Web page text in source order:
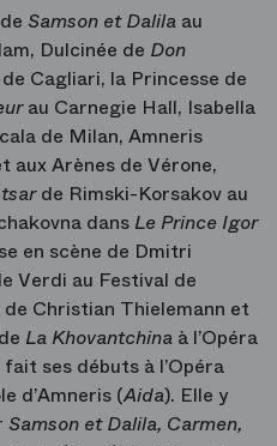
Samson et Dalila au
Dulcinée de Don
Cagliari, la Princesse de
au Carnegie Hall, Isabella
de Milan, Amneris
aux Arènes de Vérone,
de Rimski-Korsakov au
dans Le Prince Igor
en scène de Dmitri
Verdi au Festival de
Christian Thielemann et
La Khovantchina à l’Opéra
ses débuts à l’Opéra
d’Amneris (Aida). Elle y
Samson et Dalila, Carmen,